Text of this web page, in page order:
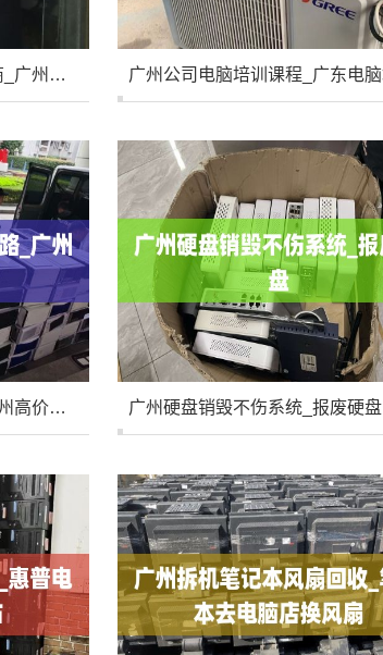
广州海珠网络设备回收供应商_广州海珠区废品收购站
广州电脑设备回收不套路_广州高价回收电脑 广州硬盘销毁不伤系统_报废硬盘